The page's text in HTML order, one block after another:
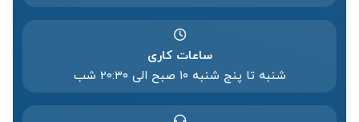
ساعات کاری
شنبه تا پنج شنبه ۱۰ صبح الی 20:۳۰ شب